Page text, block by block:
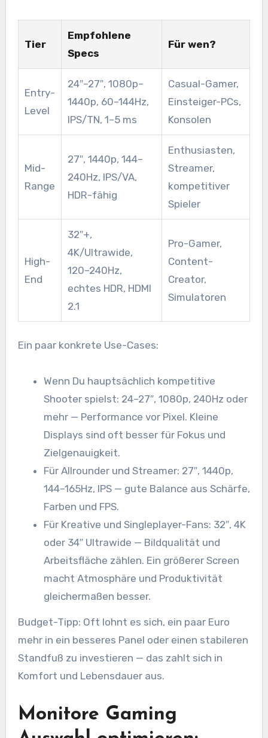
Tier
Empfohlene
Specs
Für wen?
Entry-
Level
24″–27″, 1080p–
1440p, 60–144Hz,
IPS/TN, 1–5 ms
Casual-Gamer,
Einsteiger-PCs,
Konsolen
Mid-
Range
27″, 1440p, 144–
240Hz, IPS/VA,
HDR-fähig
Enthusiasten,
Streamer,
kompetitiver
Spieler
High-
End
32″+,
4K/Ultrawide,
120–240Hz,
echtes HDR, HDMI
2.1
Pro-Gamer,
Content-
Creator,
Simulatoren
Ein paar konkrete Use-Cases:
Wenn Du hauptsächlich kompetitive
Shooter spielst: 24–27″, 1080p, 240Hz oder
mehr — Performance vor Pixel. Kleine
Displays sind oft besser für Fokus und
Zielgenauigkeit.
Für Allrounder und Streamer: 27″, 1440p,
144–165Hz, IPS — gute Balance aus Schärfe,
Farben und FPS.
Für Kreative und Singleplayer-Fans: 32″, 4K
oder 34″ Ultrawide — Bildqualität und
Arbeitsfläche zählen. Ein größerer Screen
macht Atmosphäre und Produktivität
gleichermaßen besser.
Budget-Tipp: Oft lohnt es sich, ein paar Euro
mehr in ein besseres Panel oder einen stabileren
Standfuß zu investieren — das zahlt sich in
Komfort und Lebensdauer aus.
Monitore Gaming